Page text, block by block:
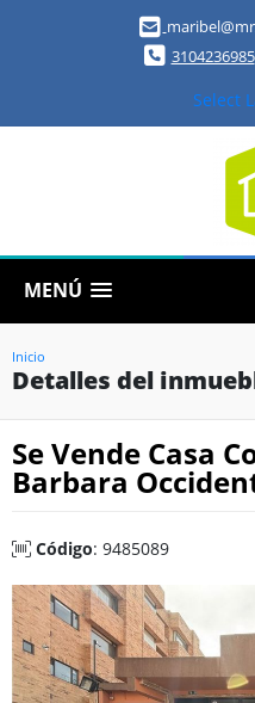
3104236985
Select
MENÚ
Inicio
Detalles del
Se Vende Casa
Barbara
Código: 9485089